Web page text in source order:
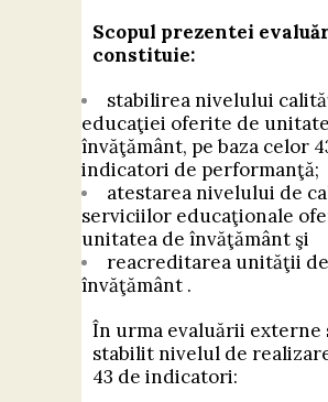
Scopul prezentei
constituie:
stabilirea nivelului
educaţiei oferite de
învăţământ, pe baza celor
indicatori de performanţă;
atestarea nivelului de
serviciilor educaţionale
unitatea de învăţământ şi
reacreditarea unităţii de
învăţământ .
În urma evaluării externe
stabilit nivelul de
43 de indicatori: